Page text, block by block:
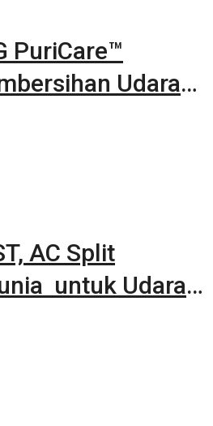
PuriCare™
Udara
AC Split
untuk Udara